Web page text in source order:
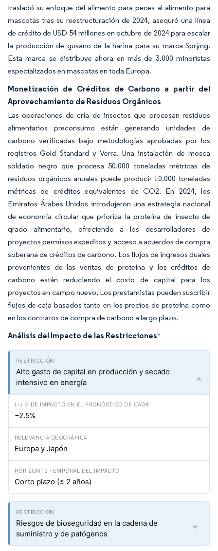
trasladó su enfoque del alimento para peces al alimento para
mascotas tras su reestructuración de 2024, aseguró una línea
de crédito de USD 54 millones en octubre de 2024 para escalar
la producción de gusano de la harina para su marca Sprÿng.
Esta marca se distribuye ahora en más de 3.000 minoristas
especializados en mascotas en toda Europa.
Monetización de Créditos de Carbono a partir del
Aprovechamiento de Residuos Orgánicos
Las operaciones de cría de insectos que procesan residuos
alimentarios preconsumo están generando unidades de
carbono verificadas bajo metodologías aprobadas por los
registros Gold Standard y Verra. Una instalación de mosca
soldado negro que procesa 50.000 toneladas métricas de
residuos orgánicos anuales puede producir 10.000 toneladas
métricas de créditos equivalentes de CO2. En 2024, los
Emiratos Árabes Unidos introdujeron una estrategia nacional
de economía circular que prioriza la proteína de insecto de
grado alimentario, ofreciendo a los desarrolladores de
proyectos permisos expeditos y acceso a acuerdos de compra
soberana de créditos de carbono. Los flujos de ingresos duales
provenientes de las ventas de proteína y los créditos de
carbono están reduciendo el costo de capital para los
proyectos en campo nuevo. Los prestamistas pueden suscribir
flujos de caja basados tanto en los precios de proteína como
en los contratos de compra de carbono a largo plazo.
Análisis del Impacto de las Restricciones*
Alto gasto de capital en producción y secado
intensivo en energía
−2.5%
Europa y Japón
Corto plazo (≤ 2 años)
Riesgos de bioseguridad en la cadena de
suministro y de patógenos